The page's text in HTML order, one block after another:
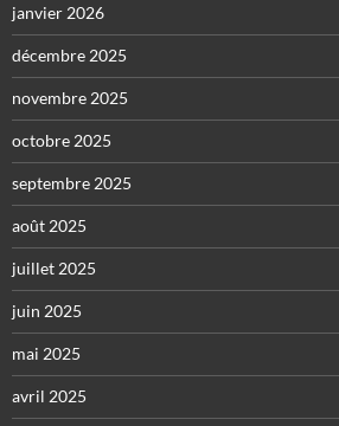
janvier 2026
décembre 2025
novembre 2025
octobre 2025
septembre 2025
août 2025
juillet 2025
juin 2025
mai 2025
avril 2025